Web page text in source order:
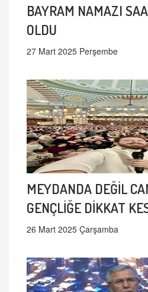
BAYRAM NAMAZI
OLDU
27 Mart 2025 Perşembe
MEYDANDA DEĞİL
GENÇLİĞE DİKKAT
26 Mart 2025 Çarşamba